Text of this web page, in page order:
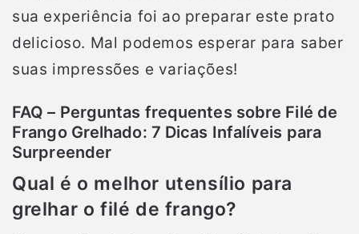
sua experiência foi ao preparar este prato
delicioso. Mal podemos esperar para saber
suas impressões e variações!
FAQ – Perguntas frequentes sobre Filé de
Frango Grelhado: 7 Dicas Infalíveis para
Surpreender
Qual é o melhor utensílio para
grelhar o filé de frango?